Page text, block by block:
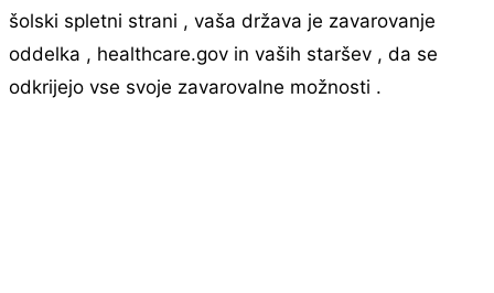
šolski spletni strani , vaša država je zavarovanje
oddelka , healthcare.gov in vaših staršev , da se
odkrijejo vse svoje zavarovalne možnosti .